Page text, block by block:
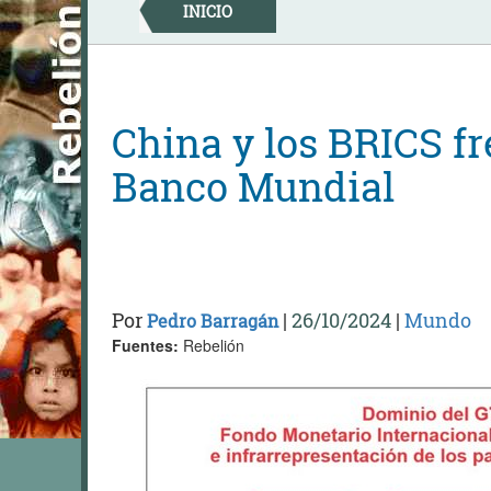
Skip
to
content
INICIO
China y los BRICS
Banco Mundial
PorPedro Barragán| 26/10/2024 | Mundo
Fuentes: Rebelión